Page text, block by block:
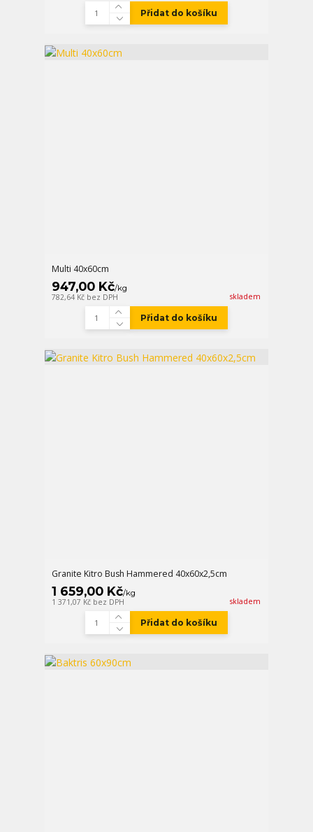
Přidat do košíku
Multi 40x60cm
947,00 Kč/kg
782,64 Kč bez DPH skladem
Přidat do košíku
Granite Kitro Bush Hammered 40x60x2,5cm
1 659,00 Kč/kg
1 371,07 Kč bez DPH skladem
Přidat do košíku